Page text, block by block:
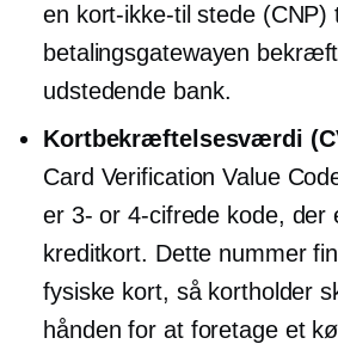
en kort-ikke-til stede(CNP)
betalingsgatewayen
udstedende bank.
Kortbekræftelsesværdi
Card Verification Value
er 3- or4-cifrede kode, der
kreditkort. Dette nummer
fysiske kort, så kortholder
hånden for at foretage et